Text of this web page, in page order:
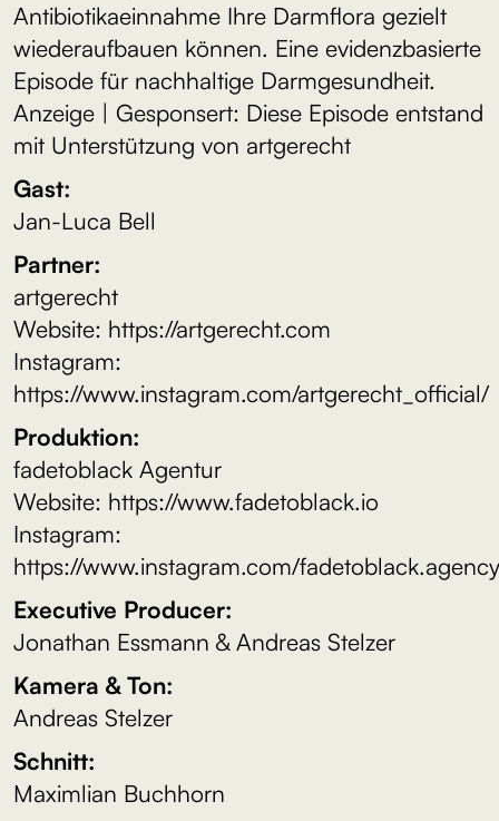
Antibiotikaeinnahme Ihre Darmflora gezielt
wiederaufbauen können. Eine evidenzbasierte
Episode für nachhaltige Darmgesundheit.
Anzeige | Gesponsert: Diese Episode entstand
mit Unterstützung von artgerecht
Gast:
Jan-Luca Bell
Partner:
artgerecht
Website: ⁠⁠⁠⁠https://artgerecht.com
Instagram:
https://www.instagram.com/artgerecht_official/
Produktion:
fadetoblack Agentur
Website: ⁠⁠⁠https://www.fadetoblack.io⁠⁠⁠
Instagram:
⁠⁠⁠https://www.instagram.com/
Executive Producer:
Jonathan Essmann & Andreas Stelzer
Kamera & Ton:
Andreas Stelzer
Schnitt:
Maximlian Buchhorn